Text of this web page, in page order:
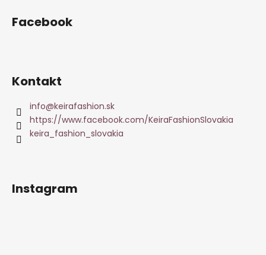
Facebook
Kontakt
info@keirafashion.sk
https://www.facebook.com/KeiraFashionSlovakia
keira_fashion_slovakia
Instagram